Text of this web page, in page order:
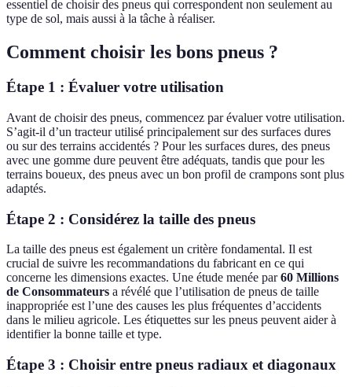
essentiel de choisir des pneus qui correspondent non seulement au
type de sol, mais aussi à la tâche à réaliser.
Comment choisir les bons pneus ?
Étape 1 : Évaluer votre utilisation
Avant de choisir des pneus, commencez par évaluer votre utilisation.
S’agit-il d’un tracteur utilisé principalement sur des surfaces dures
ou sur des terrains accidentés ? Pour les surfaces dures, des pneus
avec une gomme dure peuvent être adéquats, tandis que pour les
terrains boueux, des pneus avec un bon profil de crampons sont plus
adaptés.
Étape 2 : Considérez la taille des pneus
La taille des pneus est également un critère fondamental. Il est
crucial de suivre les recommandations du fabricant en ce qui
concerne les dimensions exactes. Une étude menée par60 Millions
de Consommateurs a révélé que l’utilisation de pneus de taille
inappropriée est l’une des causes les plus fréquentes d’accidents
dans le milieu agricole. Les étiquettes sur les pneus peuvent aider à
identifier la bonne taille et type.
Étape 3 : Choisir entre pneus radiaux et diagonaux